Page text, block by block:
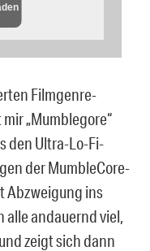
Filmgenre-
„Mumblegore“
den Ultra-Lo-Fi-
der MumbleCore-
Abzweigung ins
alle andauernd viel,
zeigt sich dann